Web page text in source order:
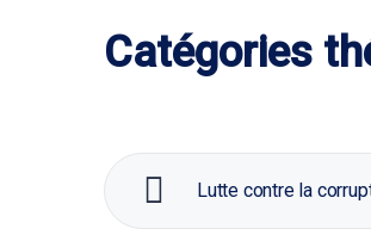
Catégories
Lutte contre la